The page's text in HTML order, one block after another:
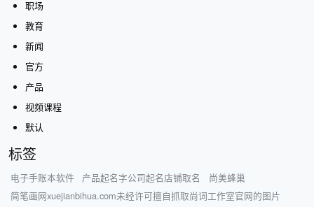
职场
教育
新闻
官方
产品
视频课程
默认
标签
电子手账本软件 产品起名字公司起名店铺取名
尚美蜂巢
简笔画网xuejianbihua.com未经许可擅自抓取尚词工作室官网的图片